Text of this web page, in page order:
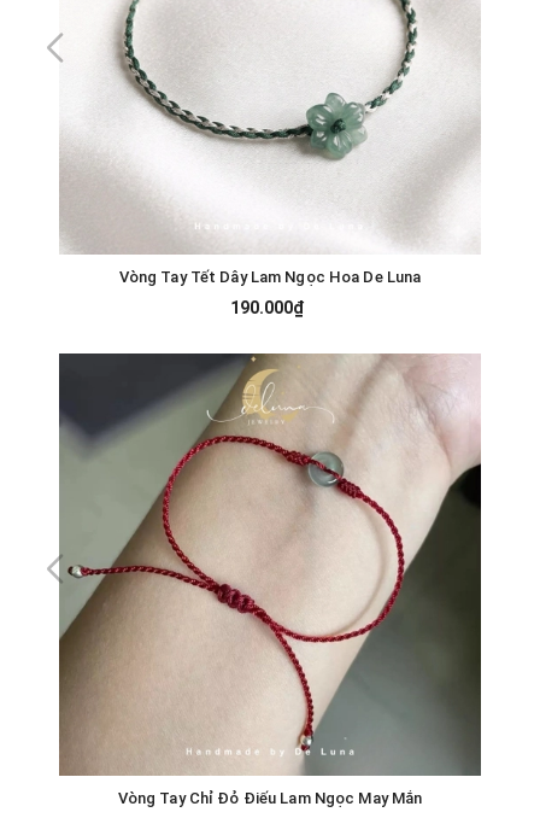
Vòng Tay Tết Dây Lam Ngọc Hoa De Luna
190.000₫
Vòng Tay Chỉ Đỏ Điếu Lam Ngọc May Mắn